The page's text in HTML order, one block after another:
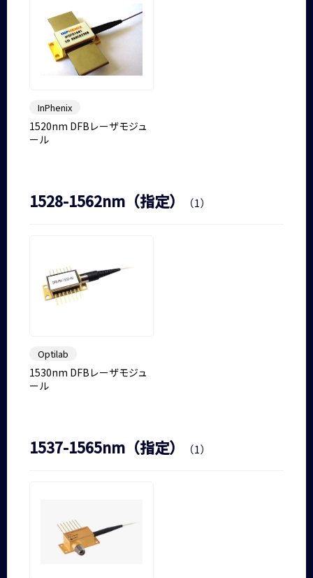
InPhenix
1520nm DFBレーザモジュ
ール
1528-1562nm（指定） （1）
Optilab
1530nm DFBレーザモジュ
ール
1537-1565nm（指定） （1）